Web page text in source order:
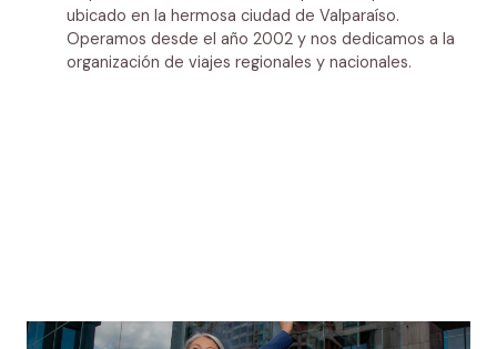
ubicado en la hermosa ciudad de Valparaíso.
Operamos desde el año 2002 y nos dedicamos a la
organización de viajes regionales y nacionales.